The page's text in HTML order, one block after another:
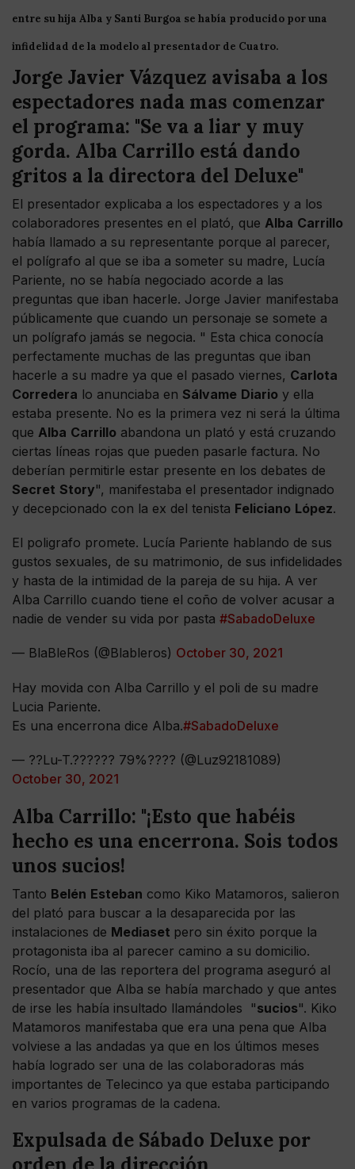
entre su hija Alba y Santi Burgoa se había producido por una
infidelidad de la modelo al presentador de Cuatro.
Jorge Javier Vázquez avisaba a los
espectadores nada mas comenzar
el programa: "Se va a liar y muy
gorda. Alba Carrillo está dando
gritos a la directora del Deluxe"
El presentador explicaba a los espectadores y a los
colaboradores presentes en el plató, que Alba Carrillo
había llamado a su representante porque al parecer,
el polígrafo al que se iba a someter su madre, Lucía
Pariente, no se había negociado acorde a las
preguntas que iban hacerle. Jorge Javier manifestaba
públicamente que cuando un personaje se somete a
un polígrafo jamás se negocia. " Esta chica conocía
perfectamente muchas de las preguntas que iban
hacerle a su madre ya que el pasado viernes, Carlota
Corredera lo anunciaba en Sálvame Diario y ella
estaba presente. No es la primera vez ni será la última
que Alba Carrillo abandona un plató y está cruzando
ciertas líneas rojas que pueden pasarle factura. No
deberían permitirle estar presente en los debates de
Secret Story", manifestaba el presentador indignado
y decepcionado con la ex del tenista Feliciano López.
El poligrafo promete. Lucía Pariente hablando de sus
gustos sexuales, de su matrimonio, de sus infidelidades
y hasta de la intimidad de la pareja de su hija. A ver
Alba Carrillo cuando tiene el coño de volver acusar a
nadie de vender su vida por pasta #SabadoDeluxe
— BlaBleRos (@Blableros) October 30, 2021
Hay movida con Alba Carrillo y el poli de su madre
Lucia Pariente.
Es una encerrona dice Alba.#SabadoDeluxe
— ??Lu-T.?????? 79%???? (@Luz92181089)
October 30, 2021
Alba Carrillo: "¡Esto que habéis
hecho es una encerrona. Sois todos
unos sucios!
Tanto Belén Esteban como Kiko Matamoros, salieron
del plató para buscar a la desaparecida por las
instalaciones de Mediaset pero sin éxito porque la
protagonista iba al parecer camino a su domicilio.
Rocío, una de las reportera del programa aseguró al
presentador que Alba se había marchado y que antes
de irse les había insultado llamándoles "sucios". Kiko
Matamoros manifestaba que era una pena que Alba
volviese a las andadas ya que en los últimos meses
había logrado ser una de las colaboradoras más
importantes de Telecinco ya que estaba participando
en varios programas de la cadena.
Expulsada de Sábado Deluxe por